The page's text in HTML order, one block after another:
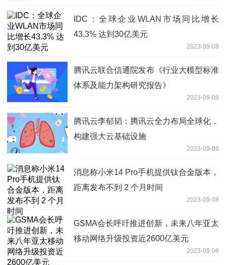
IDC：全球企业WLAN市场同比增长
43.3% 达到30亿美元
2023-09-08
腾讯云联合信通院发布《行业大模型标准
体系及能力架构研究报告》
2023-09-08
腾讯云李郁韬：腾讯云全力布局全球化，
构建强大云基础设施
2023-09-08
消息称小米14 Pro手机提供钛合金版本，
距离发布不到 2 个月时间
2023-09-08
GSMA会长呼吁推进创新，未来八年亚太
移动网络升级投资近2600亿美元
2023-09-08